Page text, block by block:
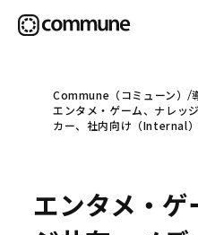
Communeについて
Commune（コミューン）
エンタメ・ゲーム、ナレッ
カー、社内向け（Internal
エンタメ・ゲ